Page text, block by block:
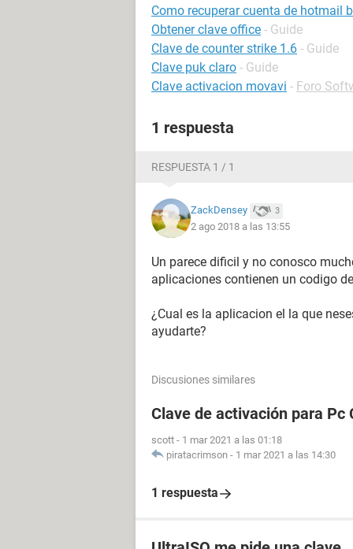
Como recuperar cuenta de hotmail
Obtener clave office - Guide
Clave de counter strike 1.6 - Guide
Clave puk claro - Guide
Clave activacion movavi - Foro
1 respuesta
RESPUESTA 1 / 1
ZackDensey 3
2 ago 2018 a las 13:55
Un parece dificil y no conosco
aplicaciones contienen un codigo
¿Cual es la aplicacion el la que
ayudarte?
Discusiones similares
Clave de activación para Pc
scott - 1 mar 2021 a las 01:18
piratacrimson - 1 mar 2021 a las 14:30
1 respuesta